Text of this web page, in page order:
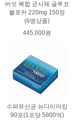
버섯 복합 균사체 글루코
블로커 220mg 150정
(6병상품)
445,000원
수퍼유산균 뉴다이아킹
90포(1포당 5800억)